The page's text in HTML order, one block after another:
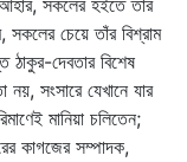
সকলের হইতে তাঁর
চেয়ে তাঁর বিশ্রাম
দেবতার বিশেষ
সংসারে যেখানে যার
মানিয়া চলিতেন;
কাগজের সম্পাদক,